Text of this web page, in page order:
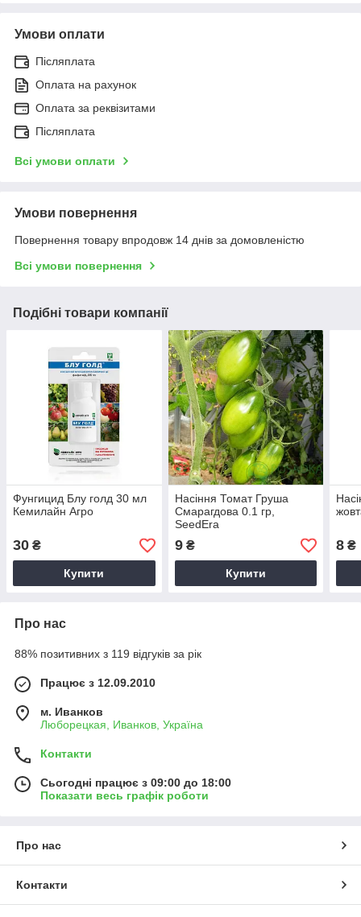
Умови оплати
Післяплата
Оплата на рахунок
Оплата за реквізитами
Післяплата
Всі умови оплати
Умови повернення
Повернення товару впродовж 14 днів за домовленістю
Всі умови повернення
Подібні товари компанії
Фунгицид Блу голд 30 мл
Кемилайн Агро
30 ₴
Купити
Насіння Томат Груша
Смарагдова 0.1 гр,
SeedEra
9₴
Купити
8 ₴
Про нас
88% позитивних з 119 відгуків за рік
Працює з 12.09.2010
м. Иванков
Люборецкая, Иванков, Україна
Контакти
Сьогодні працює з 09:00 до 18:00
Показати весь графік роботи
Про нас
Контакти